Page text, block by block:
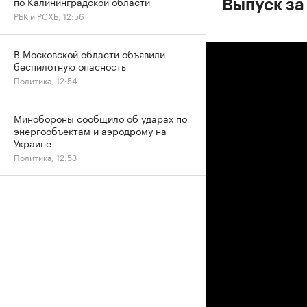
Выпуск
РБК и РСХБ, 12:56
В Московской области объявили
беспилотную опасность
Политика, 12:54
Минобороны сообщило об ударах по
энергообъектам и аэродрому на
Украине
Политика, 12:53